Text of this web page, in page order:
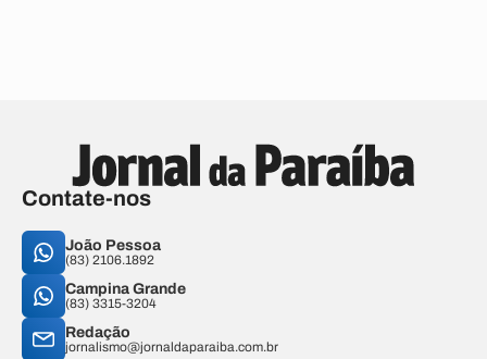
Contate-nos
João Pessoa
(83) 2106.1892
Campina Grande
(83) 3315-3204
Redação
jornalismo@jornaldaparaiba.com.br